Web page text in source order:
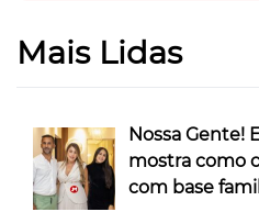
Mais Lidas
Nossa Gente!
mostra como
com base